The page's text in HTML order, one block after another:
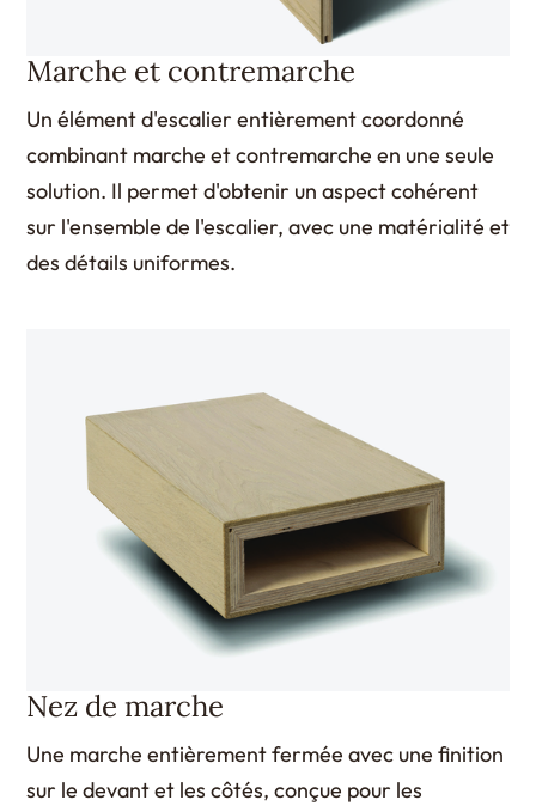
Marche et contremarche
Un élément d'escalier entièrement coordonné
combinant marche et contremarche en une seule
solution. Il permet d'obtenir un aspect cohérent
sur l'ensemble de l'escalier, avec une matérialité et
des détails uniformes.
Nez de marche
Une marche entièrement fermée avec une finition
sur le devant et les côtés, conçue pour les